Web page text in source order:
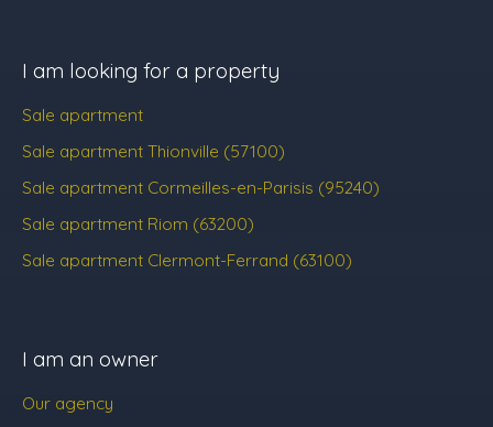
I am looking for a property
Sale apartment
Sale apartment Thionville (57100)
Sale apartment Cormeilles-en-Parisis (95240)
Sale apartment Riom (63200)
Sale apartment Clermont-Ferrand (63100)
I am an owner
Our agency